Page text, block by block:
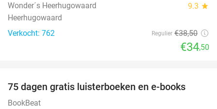
Wonder´s Heerhugowaard 9.3 star
Heerhugowaard
Verkocht: 762
Regulier €38,50
€34,50
75 dagen gratis luisterboeken en e-books
BookBeat